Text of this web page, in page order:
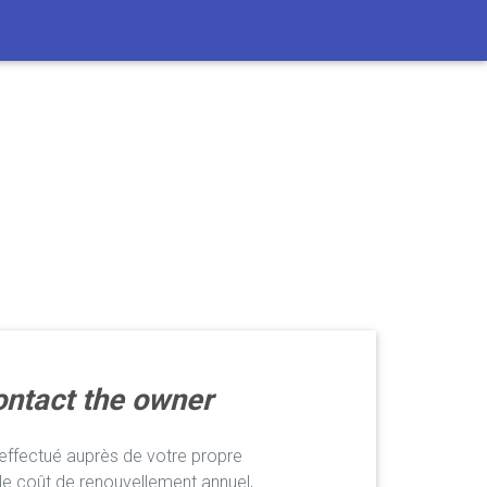
the owner
auprès de votre propre
coût de renouvellement annuel,